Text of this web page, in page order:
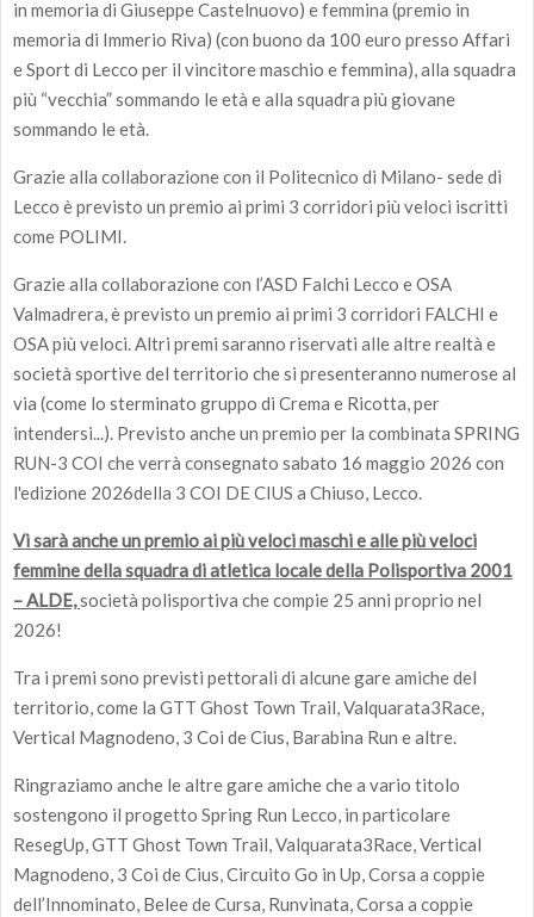
in memoria di Giuseppe Castelnuovo) e femmina (premio in
memoria di Immerio Riva) (con buono da 100 euro presso Affari
e Sport di Lecco per il vincitore maschio e femmina), alla squadra
più “vecchia” sommando le età e alla squadra più giovane
sommando le età.
Grazie alla collaborazione con il Politecnico di Milano- sede di
Lecco è previsto un premio ai primi 3 corridori più veloci iscritti
come POLIMI.
Grazie alla collaborazione con l’ASD Falchi Lecco e OSA
Valmadrera, è previsto un premio ai primi 3 corridori FALCHI e
OSA più veloci. Altri premi saranno riservati alle altre realtà e
società sportive del territorio che si presenteranno numerose al
via (come lo sterminato gruppo di Crema e Ricotta, per
intendersi...). Previsto anche un premio per la combinata SPRING
RUN-3 COI che verrà consegnato sabato 16 maggio 2026 con
l'edizione 2026della 3 COI DE CIUS a Chiuso, Lecco.
Vi sarà anche un premio ai più veloci maschi e alle più veloci
femmine della squadra di atletica locale della Polisportiva 2001
– ALDE,società polisportiva che compie 25 anni proprio nel
2026!
Tra i premi sono previsti pettorali di alcune gare amiche del
territorio, come la GTT Ghost Town Trail, Valquarata3Race,
Vertical Magnodeno, 3 Coi de Cius, Barabina Run e altre.
Ringraziamo anche le altre gare amiche che a vario titolo
sostengono il progetto Spring Run Lecco, in particolare
ResegUp, GTT Ghost Town Trail, Valquarata3Race, Vertical
Magnodeno, 3 Coi de Cius, Circuito Go in Up, Corsa a coppie
dell’Innominato, Belee de Cursa, Runvinata, Corsa a coppie